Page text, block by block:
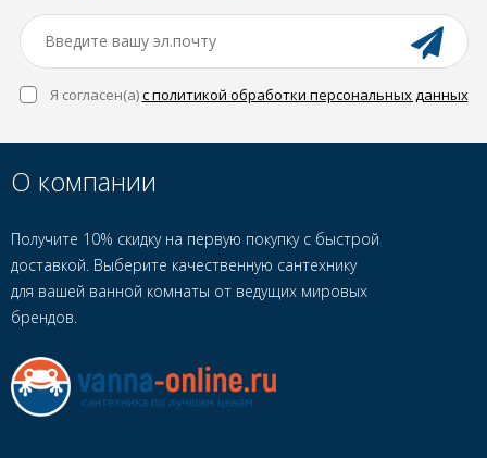
Я согласен(a)с политикой обработки персональных данных
О компании
Получите 10% скидку на первую покупку с быстрой
доставкой. Выберите качественную сантехнику
для вашей ванной комнаты от ведущих мировых
брендов.